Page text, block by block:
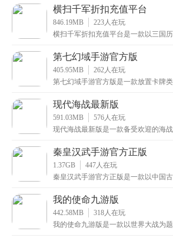
恢弘
横扫千军折扣充值平台
846.19MB 223 人在玩
横扫千军折扣充值平台是一款以三国
事件
第七幻域手游官方版
405.95MB 262 人在玩
第七幻域手游官方版是一款放置卡牌
游戏
现代海战最新版
591.03MB 576 人在玩
现代海战最新版是一款备受欢迎的海
栩栩
秦皇汉武手游官方正版
1.37GB 447 人在玩
秦皇汉武手游官方正版是一款以中国
风格
我的使命九游版
442.58MB 318 人在玩
我的使命九游版是一款以世界大战为